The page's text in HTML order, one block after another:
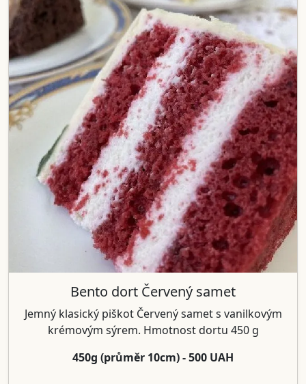
Bento dort Červený samet
Jemný klasický piškot Červený samet s vanilkovým
krémovým sýrem. Hmotnost dortu 450 g
450g (průměr 10cm) - 500 UAH